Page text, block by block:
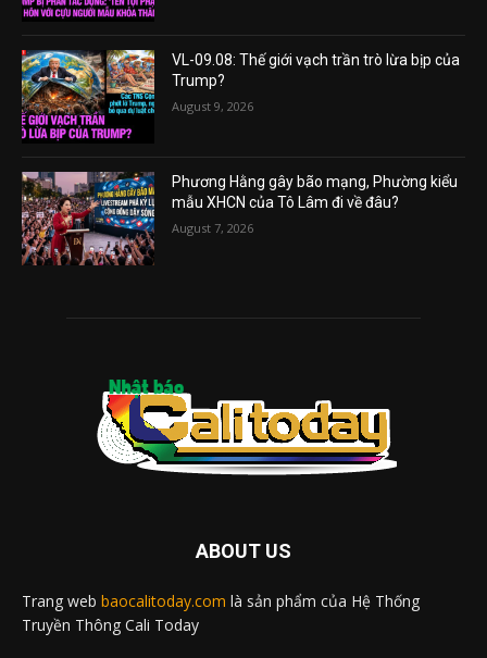
VL-09.08: Thế giới vạch trần trò lừa bịp của
Trump?
August 9, 2026
Phương Hằng gây bão mạng, Phường kiểu
mẫu XHCN của Tô Lâm đi về đâu?
August 7, 2026
ABOUT US
Trang web baocalitoday.com là sản phẩm của Hệ Thống
Truyền Thông Cali Today